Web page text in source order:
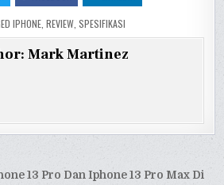
IPHONE, REVIEW, SPESIFIKASI
Mark Martinez
13 Pro Dan Iphone 13 Pro Max Di